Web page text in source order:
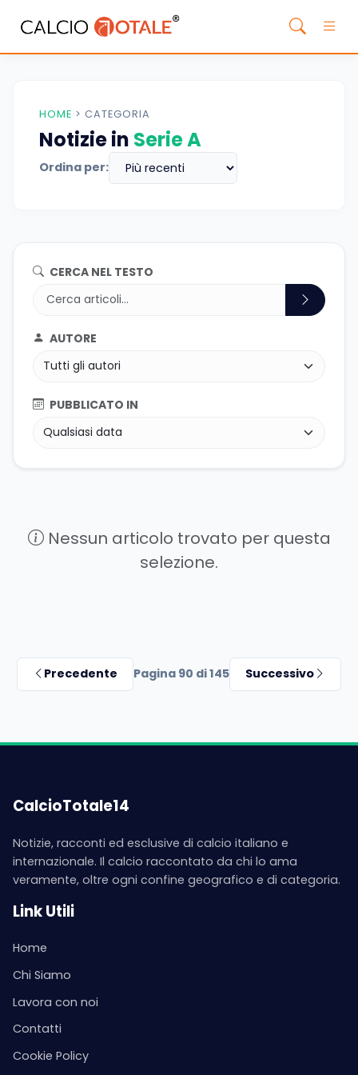
HOME > CATEGORIA
Notizie in Serie A
Ordina per:
CERCA NEL TESTO
AUTORE
PUBBLICATO IN
Nessun articolo trovato per questa
selezione.
Precedente Pagina 90 di 145 Successivo
CalcioTotale14
Notizie, racconti ed esclusive di calcio italiano e
internazionale. Il calcio raccontato da chi lo ama
veramente, oltre ogni confine geografico e di categoria.
Link Utili
Home
Chi Siamo
Lavora con noi
Contatti
Cookie Policy